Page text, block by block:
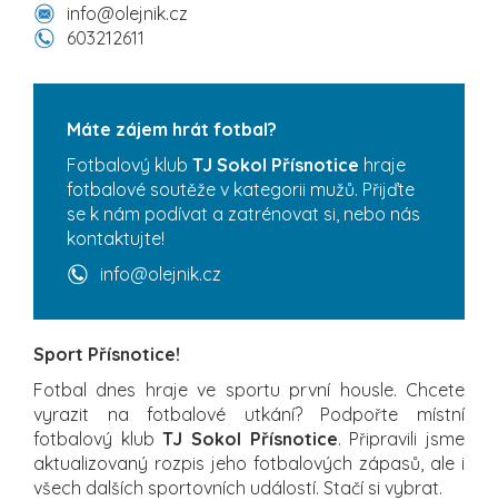
info@olejnik.cz
603212611
Máte zájem hrát fotbal?
Fotbalový klub TJ Sokol Přísnotice hraje
fotbalové soutěže v kategorii mužů. Přijďte
se k nám podívat a zatrénovat si, nebo nás
kontaktujte!
info@olejnik.cz
Sport Přísnotice!
Fotbal dnes hraje ve sportu první housle. Chcete
vyrazit na fotbalové utkání? Podpořte místní
fotbalový klubTJ Sokol Přísnotice. Připravili jsme
aktualizovaný rozpis jeho fotbalových zápasů, ale i
všech dalších sportovních událostí. Stačí si vybrat.